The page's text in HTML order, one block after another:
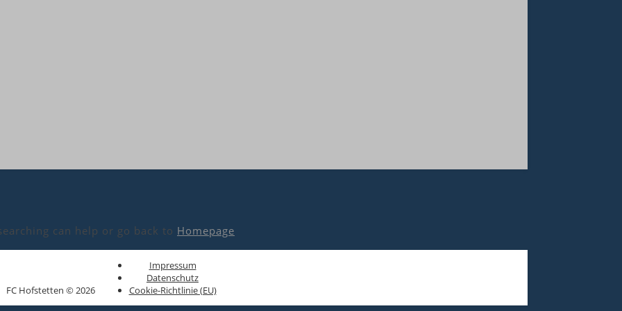
can help or go back to Homepage
FC Hofstetten © 2026
Impressum
Datenschutz
Cookie-Richtlinie (EU)